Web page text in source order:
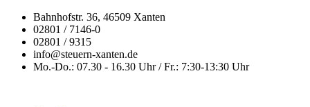
Bahnhofstr. 36, 46509 Xanten
02801 / 7146-0
02801 / 9315
info@steuern-xanten.de
Mo.-Do.: 07.30 - 16.30 Uhr / Fr.: 7:30-13:30 Uhr